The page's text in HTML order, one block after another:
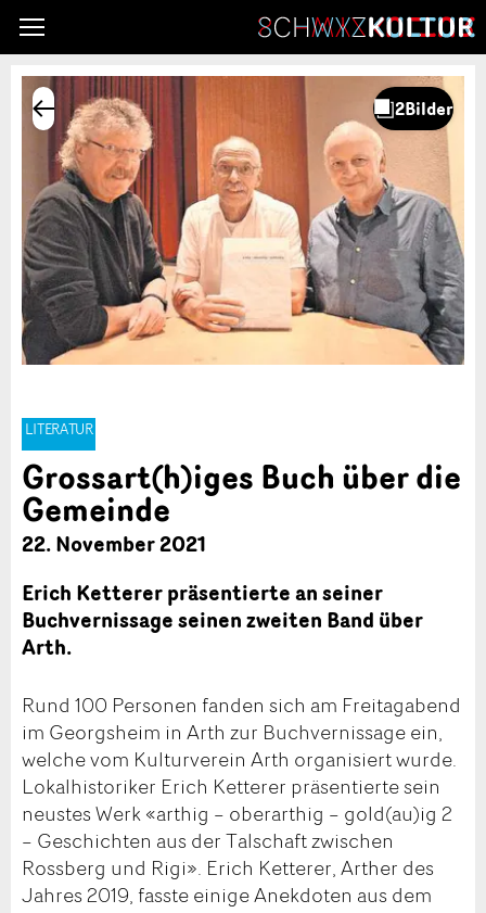
LITERATUR
Grossart(h)iges Buch über die
Gemeinde
22. November 2021
Erich Ketterer präsentierte an seiner
Buchvernissage seinen zweiten Band über
Arth.
Rund 100 Personen fanden sich am Freitagabend
im Georgsheim in Arth zur Buchvernissage ein,
welche vom Kulturverein Arth organisiert wurde.
Lokalhistoriker Erich Ketterer präsentierte sein
neustes Werk «arthig – oberarthig – gold(au)ig 2
– Geschichten aus der Talschaft zwischen
Rossberg und Rigi». Erich Ketterer, Arther des
Jahres 2019, fasste einige Anekdoten aus dem